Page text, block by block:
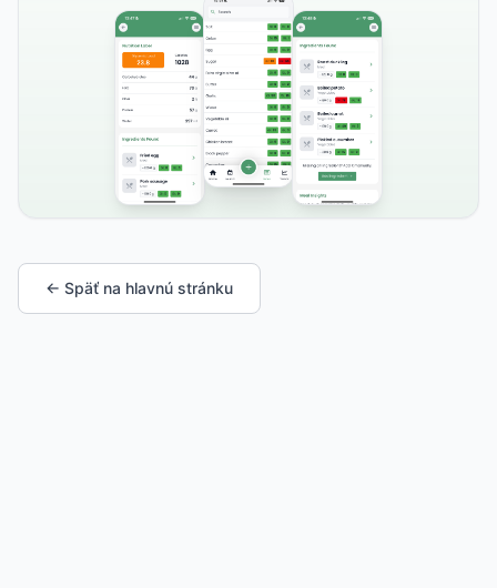
← Späť na hlavnú stránku